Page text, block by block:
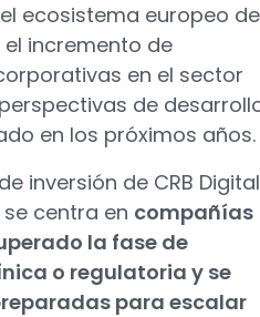
ecosistema europeo de
incremento de
en el sector
de
en los próximos años.
inversión de CRB Digital
se centra en compañías
la fase de
o regulatoria y se
para escalar